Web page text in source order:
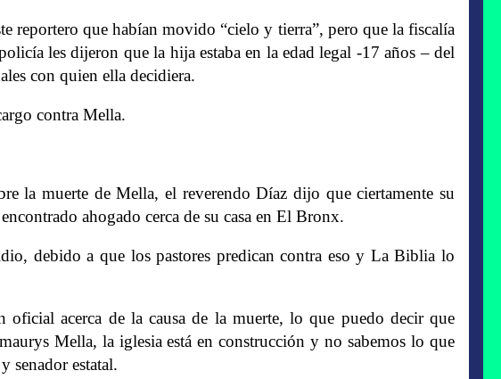
reportero que habían movido “cielo y tierra”, pero que la fiscalía
les dijeron que la hija estaba en la edad legal -17 años – del
con quien ella decidiera.
contra Mella.
la muerte de Mella, el reverendo Díaz dijo que ciertamente su
ahogado cerca de su casa en El Bronx.
debido a que los pastores predican contra eso y La Biblia lo
oficial acerca de la causa de la muerte, lo que puedo decir que
Mella, la iglesia está en construcción y no sabemos lo que
senador estatal.